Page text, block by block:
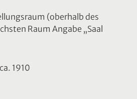
(oberhalb des
Raum Angabe „Saal
1910